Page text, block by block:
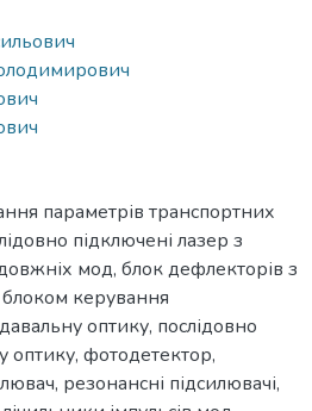
параметрів транспортних
підключені лазер з
мод, блок дефлекторів з
керування
оптику, послідовно
оптику, фотодетектор,
резонансні підсилювачі,